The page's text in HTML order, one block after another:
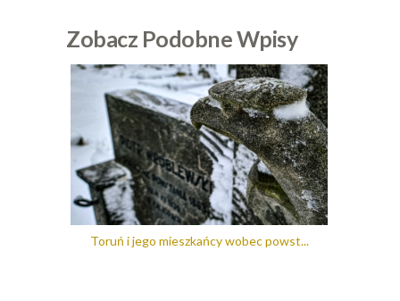
Zobacz Podobne Wpisy
Toruń i jego mieszkańcy wobec powst...